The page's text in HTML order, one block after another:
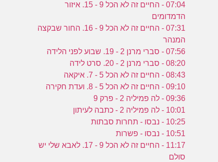
07:04 - החיים זה לא הכל 9 - 15. איזור
הדמדומים
07:31 - החיים זה לא הכל 9 - 16. החור שבקצה
המנהר
07:56 - סברי מרנן 2 - 19. שבוע לפני הלידה
08:20 - סברי מרנן 2 - 20. סרט לידה
08:43 - החיים זה לא הכל 5 - 7. איקאה
09:10 - החיים זה לא הכל 5 - 8. ועדת חקירה
09:36 - לה פמיליה 2 - פרק 9
10:01 - לה פמיליה 2 - כתבה לעיתון
10:25 - נבסו - תחרות סבתות
10:51 - נבסו - פשרות
11:17 - החיים זה לא הכל 9 - 17. לאבא שלי יש
סולם